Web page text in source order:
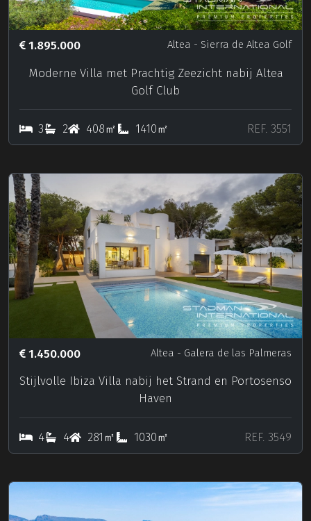
1.895.000 Altea - Sierra de Altea Golf
Moderne Villa met Prachtig Zeezicht nabij Altea
Golf Club
3 2 408㎡ 1410㎡ REF. 3551
1.450.000 Altea - Galera de las Palmeras
Stijlvolle Ibiza Villa nabij het Strand en Portosenso
Haven
4 4 281㎡ 1030㎡ REF. 3549